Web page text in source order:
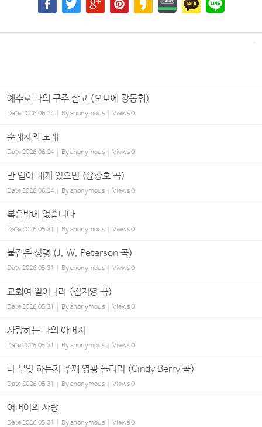
예수로 나의 구주 삼고 (오보에 강동휘)
Date2026.06.24 Byanonymous Views0
순례자의 노래
Date2026.06.24 Byanonymous Views0
만 입이 내게 있으면 (윤창호 곡)
Date2026.06.24 Byanonymous Views0
복음밖에 없습니다
Date2026.05.31 Byanonymous Views0
불같은 성령 (J. W. Peterson 곡)
Date2026.05.31 Byanonymous Views0
교회여 일어나라 (김지영 곡)
Date2026.05.31 Byanonymous Views0
사랑하는 나의 아버지
Date2026.05.31 Byanonymous Views0
나 무엇 하든지 주께 영광 돌리리 (Cindy Berry 곡)
Date2026.05.31 Byanonymous Views0
어버이의 사랑
Date2026.05.31 Byanonymous Views0